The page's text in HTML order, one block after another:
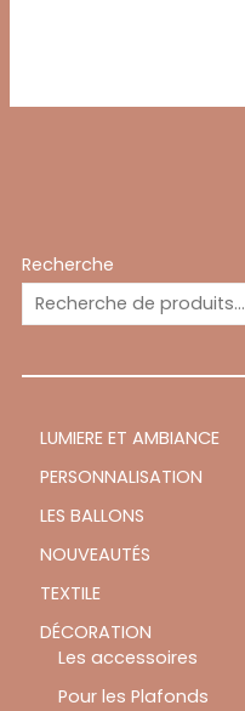
Recherche
LUMIERE ET AMBIANCE
PERSONNALISATION
LES BALLONS
NOUVEAUTÉS
TEXTILE
DÉCORATION
Les accessoires
Pour les Plafonds